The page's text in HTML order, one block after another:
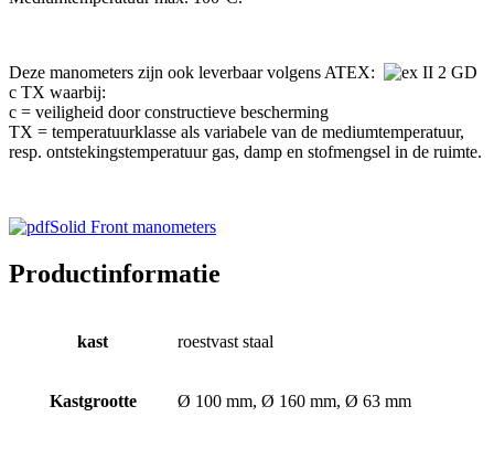
Deze manometers zijn ook leverbaar volgens ATEX:
II 2 GD
c TX waarbij:
c = veiligheid door constructieve bescherming
TX = temperatuurklasse als variabele van de mediumtemperatuur,
resp. ontstekingstemperatuur gas, damp en stofmengsel in de ruimte.
Solid Front manometers
Productinformatie
kast roestvast staal
Kastgrootte Ø 100 mm, Ø 160 mm, Ø 63 mm